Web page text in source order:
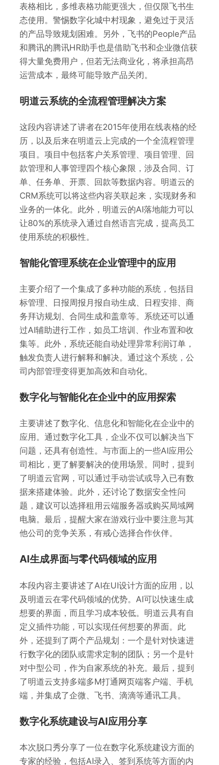
表格相比，多维表格功能更强大，但仅限飞书生
态使用。警惕数字化城中村现象，避免过于灵活
的产品导致规划困难。另外，飞书的People产品
和腾讯的腾讯HR助手也是借助飞书和企业微信获
得大量免费用户，但若无法商业化，将承担高昂
运营成本，最终可能导致产品关闭。
明道云系统的全流程管理解决方案
这段内容讲述了讲者在2015年使用在线表格的经
历，以及后来在明道云上完成的一个全流程管理
项目。项目中包括客户关系管理、项目管理、回
款管理和人事管理四个核心象限，涉及合同、订
单、任务单、开票、回款等数据内容。明道云的
CRM系统可以将这些内容关联起来，实现财务和
业务的一体化。此外，明道云的AI落地能力可以
让80%的系统录入通过自然语言完成，提高员工
使用系统的积极性。
智能化管理系统在企业管理中的应用
主要介绍了一个集成了多种功能的系统，包括目
标管理、日报周报月报自动生成、日程安排、商
务拜访规划、合同生成和盖章等。系统还可以通
过AI辅助进行工作，如员工培训、作业布置和收
集等。此外，系统还能自动处理异常利润订单，
触发负责人进行解释和解决。通过这个系统，公
司内部管理变得更加高效和自动化。
数字化与智能化在企业中的应用探索
主要讲述了数字化、信息化和智能化在企业中的
应用。通过数字化工具，企业不仅可以解决当下
问题，还具有创造性。与市面上的一些AI应用公
司相比，更了解要解决的使用场景。同时，提到
了明道云官网，可以通过手动尝试或导入已有数
据来搭建体验。此外，还讨论了数据安全性问
题，建议可以选择租用云端服务器或购买局域网
电脑。最后，提醒大家在游戏行业中要注意与其
他公司的竞争关系，有戒心选择合作伙伴。
AI生成界面与零代码领域的应用
本段内容主要讲述了AI在UI设计方面的应用，以
及明道云在零代码领域的优势。AI可以快速生成
想要的界面，而且学习成本较低。明道云具有自
定义插件功能，可以实现任何想要的界面。此
外，还提到了两个产品规划：一个是针对快速进
行数字化的团队或需求定制的团队；另一个是针
对中型公司，作为自家系统的补充。最后，提到
了明道云支持多端多M打通网页端客户端、手机
端，并集成了企微、飞书、滴滴等通讯工具。
数字化系统建设与AI应用分享
本次脱口秀分享了一位在数字化系统建设方面的
专家的经验，包括AI录入、签到系统等方面的内